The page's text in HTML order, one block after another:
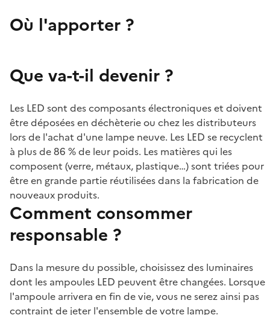
Où l'apporter ?
Que va-t-il devenir ?
Les LED sont des composants électroniques et doivent
être déposées en déchèterie ou chez les distributeurs
lors de l'achat d'une lampe neuve. Les LED se recyclent
à plus de 86 % de leur poids. Les matières qui les
composent (verre, métaux, plastique…) sont triées pour
être en grande partie réutilisées dans la fabrication de
nouveaux produits.
Comment consommer
responsable ?
Dans la mesure du possible, choisissez des luminaires
dont les ampoules LED peuvent être changées. Lorsque
l'ampoule arrivera en fin de vie, vous ne serez ainsi pas
contraint de jeter l'ensemble de votre lampe.